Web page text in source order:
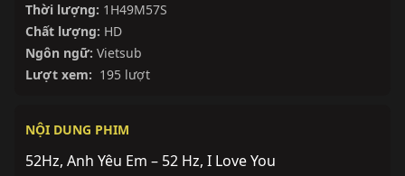
Thời lượng: 1H49M57S
Chất lượng: HD
Ngôn ngữ: Vietsub
Lượt xem: 195 lượt
NỘI DUNG PHIM
52Hz, Anh Yêu Em – 52 Hz, I Love You